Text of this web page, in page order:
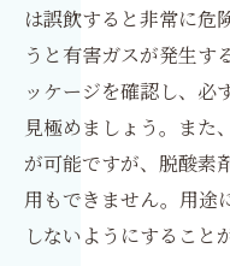
は誤飲すると非常に危
うと有害ガスが発生す
ッケージを確認し、必
見極めましょう。また
が可能ですが、脱酸素
用もできません。用途
しないようにすること